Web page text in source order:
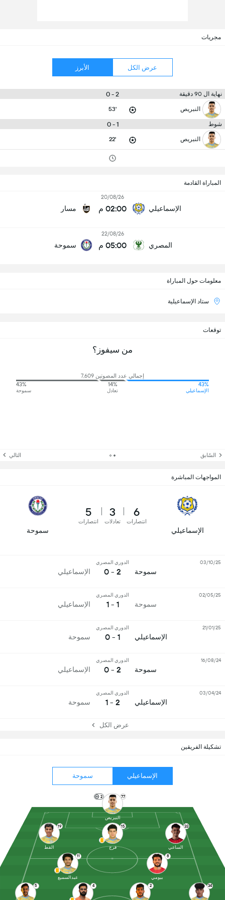
مجريات
عرض الكل الأبرز
نهاية ال 90 دقيقة 2 - 0
النبريص 53'
شوط 1 - 0
النبريص 22'
المباراة القادمة
الإسماعيلي
20/08/26
02:00 م مسار
المصري
22/08/26
05:00 م سموحة
تشكيلة الفريقين
الإسماعيلي سموحة
11
عبدالسميع
77
2
النبريص
5
8
بيومي
33
الساعي
15
فرج
4 34
2
19
القط
معلومات حول المباراة
ستاد الإسماعيلية
توقعات
من سيفوز؟
إجمالي عدد المصوتين 7,609
43%
الإسماعيلي
14%
تعادل
43%
سموحة
السّابق التالي
المواجهات المباشرة
الإسماعيلي
6
انتصارات
3
تعادلات
5
انتصارات
سموحة
سموحة
الدوري المصري
2 - 0 الإسماعيلي
03/10/25
سموحة
الدوري المصري
1 - 1 الإسماعيلي
02/05/25
الإسماعيلي
الدوري المصري
1 - 0 سموحة
21/01/25
سموحة
الدوري المصري
2 - 0 الإسماعيلي
16/08/24
الإسماعيلي
الدوري المصري
2 - 1 سموحة
03/04/24
عرض الكل